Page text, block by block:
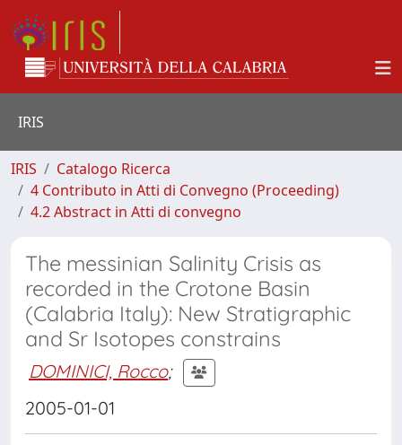
IRIS
IRIS
Catalogo Ricerca
4 Contributo in Atti di Convegno (Proceeding)
4.2 Abstract in Atti di convegno
The messinian Salinity Crisis as
recorded in the Crotone Basin
(Calabria Italy): New Stratigraphic
and Sr Isotopes constrains
DOMINICI, Rocco;
2005-01-01